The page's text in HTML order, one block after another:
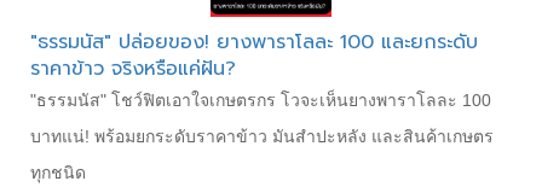
"ธรรมนัส" ปล่อยของ! ยางพาราโลละ 100 และยกระดับ
ราคาข้าว จริงหรือแค่ฝัน?
"ธรรมนัส" โชว์ฟิตเอาใจเกษตรกร โวจะเห็นยางพาราโลละ 100
บาทแน่! พร้อมยกระดับราคาข้าว มันสำปะหลัง และสินค้าเกษตร
ทุกชนิด